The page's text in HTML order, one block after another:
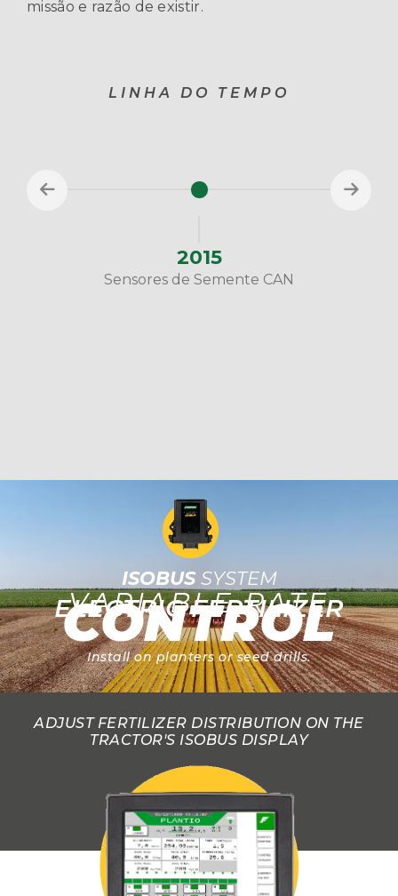
missão e razão de existir.
LINHA DO TEMPO
2015
Sensores de Semente CAN
ISOBUSSYSTEM
VARIABLE RATE
ELECTRIC FERTILIZER
CONTROL
Install on planters or seed drills.
ADJUST FERTILIZER DISTRIBUTION ON THE
TRACTOR'S ISOBUS DISPLAY